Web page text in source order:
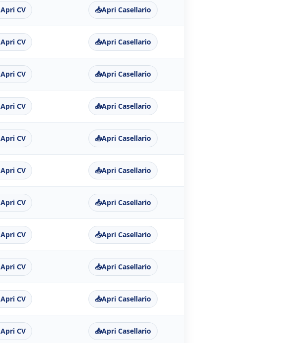
Apri CV 📥Apri Casellario
Apri CV 📥Apri Casellario
Apri CV 📥Apri Casellario
Apri CV 📥Apri Casellario
Apri CV 📥Apri Casellario
Apri CV 📥Apri Casellario
Apri CV 📥Apri Casellario
Apri CV 📥Apri Casellario
Apri CV 📥Apri Casellario
Apri CV 📥Apri Casellario
Apri CV 📥Apri Casellario